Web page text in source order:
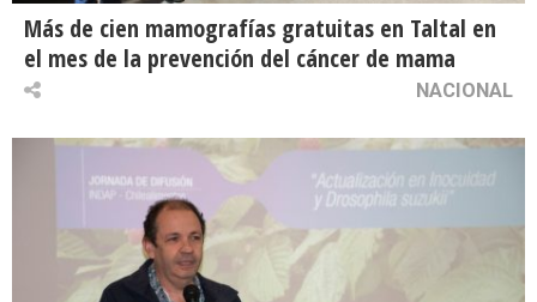
Más de cien mamografías gratuitas en Taltal en
el mes de la prevención del cáncer de mama
NACIONAL